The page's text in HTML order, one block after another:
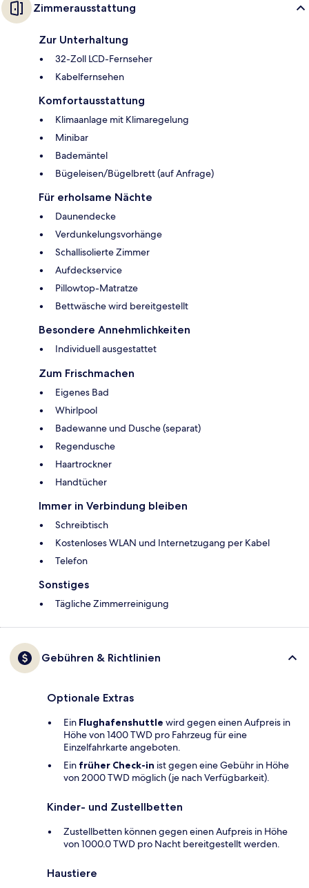
Zimmerausstattung
Zur Unterhaltung
32-Zoll LCD-Fernseher
Kabelfernsehen
Komfortausstattung
Klimaanlage mit Klimaregelung
Minibar
Bademäntel
Bügeleisen/Bügelbrett (auf Anfrage)
Für erholsame Nächte
Daunendecke
Verdunkelungsvorhänge
Schallisolierte Zimmer
Aufdeckservice
Pillowtop-Matratze
Bettwäsche wird bereitgestellt
Besondere Annehmlichkeiten
Individuell ausgestattet
Zum Frischmachen
Eigenes Bad
Whirlpool
Badewanne und Dusche (separat)
Regendusche
Haartrockner
Handtücher
Immer in Verbindung bleiben
Schreibtisch
Kostenloses WLAN und Internetzugang per Kabel
Telefon
Sonstiges
Tägliche Zimmerreinigung
Gebühren & Richtlinien
Optionale Extras
Ein Flughafenshuttle wird gegen einen Aufpreis in
Höhe von 1400 TWD pro Fahrzeug für eine
Einzelfahrkarte angeboten.
Ein früher Check-in ist gegen eine Gebühr in Höhe
von 2000 TWD möglich (je nach Verfügbarkeit).
Kinder- und Zustellbetten
Zustellbetten können gegen einen Aufpreis in Höhe
von 1000.0 TWD pro Nacht bereitgestellt werden.
Haustiere